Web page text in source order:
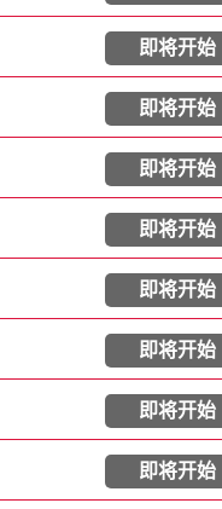
即将开始
即将开始
即将开始
即将开始
即将开始
即将开始
即将开始
即将开始